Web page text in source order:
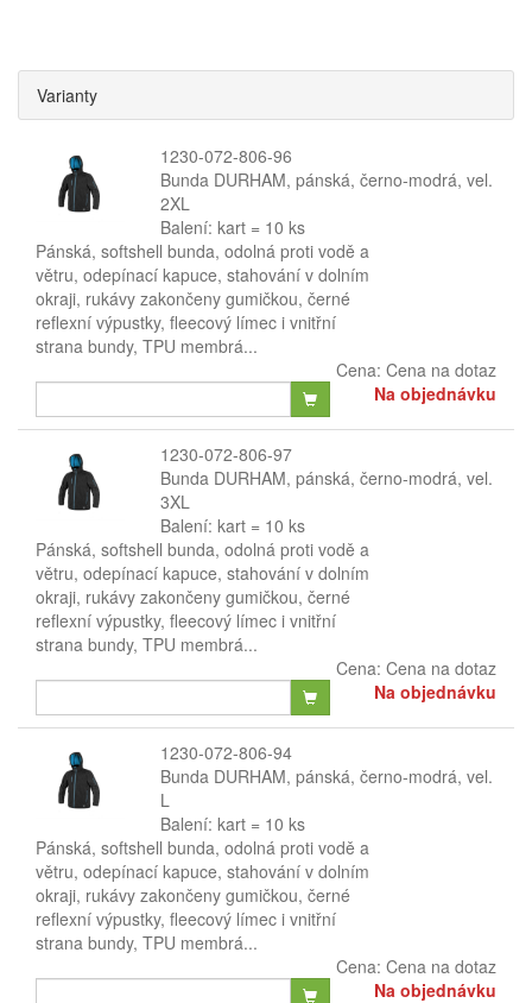
Varianty
1230-072-806-96
Bunda DURHAM, pánská, černo-modrá, vel.
2XL
Balení: kart = 10 ks
Pánská, softshell bunda, odolná proti vodě a
větru, odepínací kapuce, stahování v dolním
okraji, rukávy zakončeny gumičkou, černé
reflexní výpustky, fleecový límec i vnitřní
strana bundy, TPU membrá...
Cena: Cena na dotaz
Na objednávku
1230-072-806-97
Bunda DURHAM, pánská, černo-modrá, vel.
3XL
Balení: kart = 10 ks
Pánská, softshell bunda, odolná proti vodě a
větru, odepínací kapuce, stahování v dolním
okraji, rukávy zakončeny gumičkou, černé
reflexní výpustky, fleecový límec i vnitřní
strana bundy, TPU membrá...
Cena: Cena na dotaz
Na objednávku
1230-072-806-94
Bunda DURHAM, pánská, černo-modrá, vel.
L
Balení: kart = 10 ks
Pánská, softshell bunda, odolná proti vodě a
větru, odepínací kapuce, stahování v dolním
okraji, rukávy zakončeny gumičkou, černé
reflexní výpustky, fleecový límec i vnitřní
strana bundy, TPU membrá...
Cena: Cena na dotaz
Na objednávku